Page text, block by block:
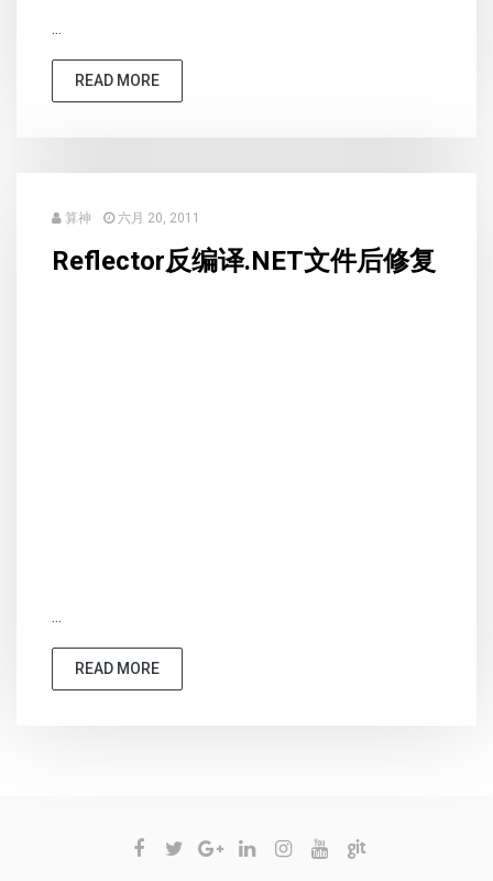
...
READ MORE
算神 六月 20, 2011
Reflector反编译.NET文件后修复
...
READ MORE